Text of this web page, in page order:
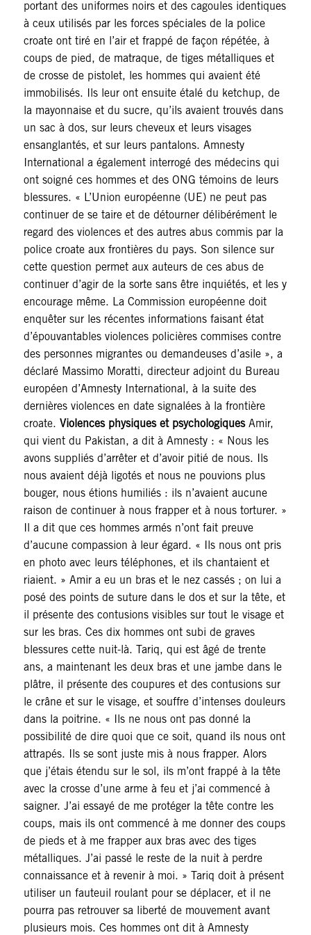
portant des uniformes noirs et des cagoules identiques
à ceux utilisés par les forces spéciales de la police
croate ont tiré en l’air et frappé de façon répétée, à
coups de pied, de matraque, de tiges métalliques et
de crosse de pistolet, les hommes qui avaient été
immobilisés. Ils leur ont ensuite étalé du ketchup, de
la mayonnaise et du sucre, qu’ils avaient trouvés dans
un sac à dos, sur leurs cheveux et leurs visages
ensanglantés, et sur leurs pantalons. Amnesty
International a également interrogé des médecins qui
ont soigné ces hommes et des ONG témoins de leurs
blessures. « L’Union européenne (UE) ne peut pas
continuer de se taire et de détourner délibérément le
regard des violences et des autres abus commis par la
police croate aux frontières du pays. Son silence sur
cette question permet aux auteurs de ces abus de
continuer d’agir de la sorte sans être inquiétés, et les y
encourage même. La Commission européenne doit
enquêter sur les récentes informations faisant état
d’épouvantables violences policières commises contre
des personnes migrantes ou demandeuses d’asile », a
déclaré Massimo Moratti, directeur adjoint du Bureau
européen d’Amnesty International, à la suite des
dernières violences en date signalées à la frontière
croate. Violences physiques et psychologiquesAmir,
qui vient du Pakistan, a dit à Amnesty : « Nous les
avons suppliés d’arrêter et d’avoir pitié de nous. Ils
nous avaient déjà ligotés et nous ne pouvions plus
bouger, nous étions humiliés : ils n’avaient aucune
raison de continuer à nous frapper et à nous torturer. »
Il a dit que ces hommes armés n’ont fait preuve
d’aucune compassion à leur égard. « Ils nous ont pris
en photo avec leurs téléphones, et ils chantaient et
riaient. » Amir a eu un bras et le nez cassés ; on lui a
posé des points de suture dans le dos et sur la tête, et
il présente des contusions visibles sur tout le visage et
sur les bras. Ces dix hommes ont subi de graves
blessures cette nuit-là. Tariq, qui est âgé de trente
ans, a maintenant les deux bras et une jambe dans le
plâtre, il présente des coupures et des contusions sur
le crâne et sur le visage, et souffre d’intenses douleurs
dans la poitrine. « Ils ne nous ont pas donné la
possibilité de dire quoi que ce soit, quand ils nous ont
attrapés. Ils se sont juste mis à nous frapper. Alors
que j’étais étendu sur le sol, ils m’ont frappé à la tête
avec la crosse d’une arme à feu et j’ai commencé à
saigner. J’ai essayé de me protéger la tête contre les
coups, mais ils ont commencé à me donner des coups
de pieds et à me frapper aux bras avec des tiges
métalliques. J’ai passé le reste de la nuit à perdre
connaissance et à revenir à moi. » Tariq doit à présent
utiliser un fauteuil roulant pour se déplacer, et il ne
pourra pas retrouver sa liberté de mouvement avant
plusieurs mois. Ces hommes ont dit à Amnesty